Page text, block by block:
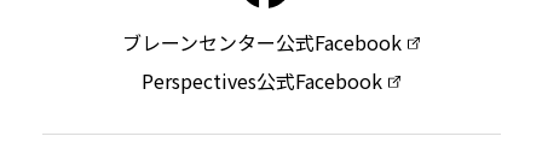
ブレーンセンター公式Facebook
Perspectives公式Facebook